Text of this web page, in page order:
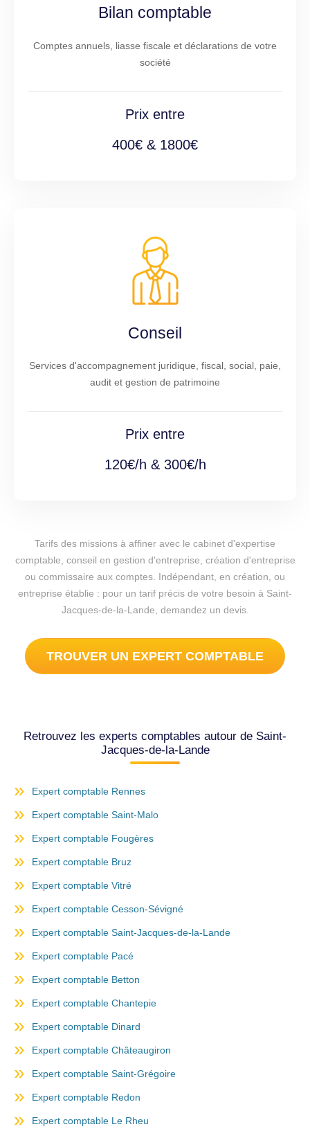
Bilan comptable
Comptes annuels, liasse fiscale et déclarations de votre
société
Prix entre
400€ & 1800€
Conseil
Services d'accompagnement juridique, fiscal, social, paie,
audit et gestion de patrimoine
Prix entre
120€/h & 300€/h
Tarifs des missions à affiner avec le cabinet d'expertise
comptable, conseil en gestion d'entreprise, création d'entreprise
ou commissaire aux comptes. Indépendant, en création, ou
entreprise établie : pour un tarif précis de votre besoin à Saint-
Jacques-de-la-Lande, demandez un devis.
TROUVER UN EXPERT COMPTABLE
Retrouvez les experts comptables autour de Saint-
Jacques-de-la-Lande
Expert comptable Rennes
Expert comptable Saint-Malo
Expert comptable Fougères
Expert comptable Bruz
Expert comptable Vitré
Expert comptable Cesson-Sévigné
Expert comptable Saint-Jacques-de-la-Lande
Expert comptable Pacé
Expert comptable Betton
Expert comptable Chantepie
Expert comptable Dinard
Expert comptable Châteaugiron
Expert comptable Saint-Grégoire
Expert comptable Redon
Expert comptable Le Rheu